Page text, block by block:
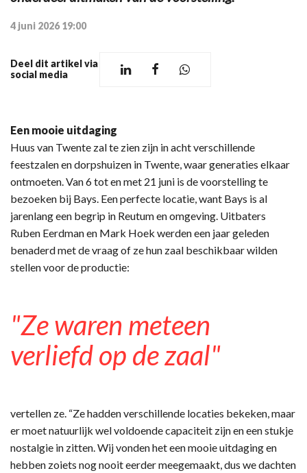
4 juni 2026 19:00
Deel dit artikel via
social media
Een mooie uitdaging
Huus van Twente zal te zien zijn in acht verschillende
feestzalen en dorpshuizen in Twente, waar generaties elkaar
ontmoeten. Van 6 tot en met 21 juni is de voorstelling te
bezoeken bij Bays. Een perfecte locatie, want Bays is al
jarenlang een begrip in Reutum en omgeving. Uitbaters
Ruben Eerdman en Mark Hoek werden een jaar geleden
benaderd met de vraag of ze hun zaal beschikbaar wilden
stellen voor de productie:
"Ze waren meteen
verliefd op de zaal"
vertellen ze. “Ze hadden verschillende locaties bekeken, maar
er moet natuurlijk wel voldoende capaciteit zijn en een stukje
nostalgie in zitten. Wij vonden het een mooie uitdaging en
hebben zoiets nog nooit eerder meegemaakt, dus we dachten